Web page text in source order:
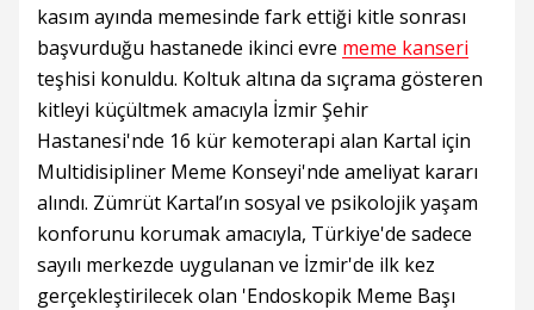
kasım ayında memesinde fark ettiği kitle sonrası
başvurduğu hastanede ikinci evre meme kanseri
teşhisi konuldu. Koltuk altına da sıçrama gösteren
kitleyi küçültmek amacıyla İzmir Şehir
Hastanesi'nde 16 kür kemoterapi alan Kartal için
Multidisipliner Meme Konseyi'nde ameliyat kararı
alındı. Zümrüt Kartal’ın sosyal ve psikolojik yaşam
konforunu korumak amacıyla, Türkiye'de sadece
sayılı merkezde uygulanan ve İzmir'de ilk kez
gerçekleştirilecek olan 'Endoskopik Meme Başı